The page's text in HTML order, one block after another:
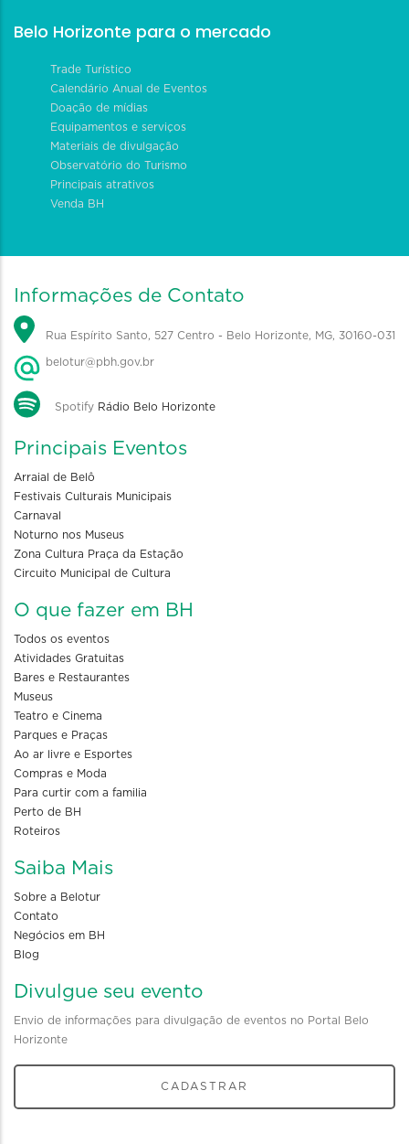
Belo Horizonte para o mercado
Trade Turístico
Calendário Anual de Eventos
Doação de mídias
Equipamentos e serviços
Materiais de divulgação
Observatório do Turismo
Principais atrativos
Venda BH
Informações de Contato
Rua Espírito Santo, 527 Centro - Belo Horizonte, MG, 30160-031
belotur@pbh.gov.br
Spotify Rádio Belo Horizonte
Principais Eventos
Arraial de Belô
Festivais Culturais Municipais
Carnaval
Noturno nos Museus
Zona Cultura Praça da Estação
Circuito Municipal de Cultura
O que fazer em BH
Todos os eventos
Atividades Gratuitas
Bares e Restaurantes
Museus
Teatro e Cinema
Parques e Praças
Ao ar livre e Esportes
Compras e Moda
Para curtir com a familia
Perto de BH
Roteiros
Saiba Mais
Sobre a Belotur
Contato
Negócios em BH
Blog
Divulgue seu evento
Envio de informações para divulgação de eventos no Portal Belo
Horizonte
CADASTRAR